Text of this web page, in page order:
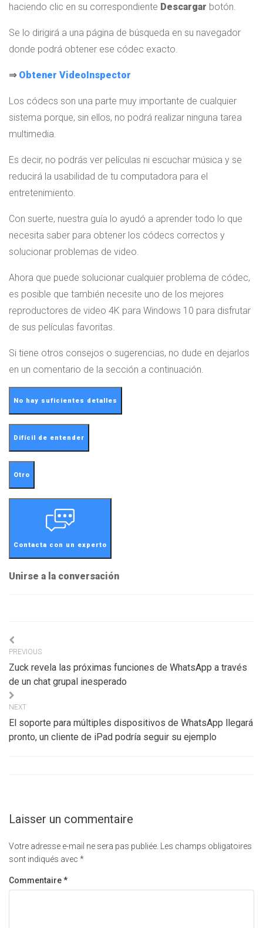
haciendo clic en su correspondiente Descargar botón.
Se lo dirigirá a una página de búsqueda en su navegador
donde podrá obtener ese códec exacto.
⇒ Obtener VideoInspector
Los códecs son una parte muy importante de cualquier
sistema porque, sin ellos, no podrá realizar ninguna tarea
multimedia.
Es decir, no podrás ver películas ni escuchar música y se
reducirá la usabilidad de tu computadora para el
entretenimiento.
Con suerte, nuestra guía lo ayudó a aprender todo lo que
necesita saber para obtener los códecs correctos y
solucionar problemas de video.
Ahora que puede solucionar cualquier problema de códec,
es posible que también necesite uno de los mejores
reproductores de video 4K para Windows 10 para disfrutar
de sus películas favoritas.
Si tiene otros consejos o sugerencias, no dude en dejarlos
en un comentario de la sección a continuación.
No hay suficientes detalles
Difícil de entender
Otro
Contacta con un experto
Unirse a la conversación
Navigation
de
l’article
PREVIOUS
Zuck revela las próximas funciones de WhatsApp a través
de un chat grupal inesperado
NEXT
El soporte para múltiples dispositivos de WhatsApp llegará
pronto, un cliente de iPad podría seguir su ejemplo
Laisser un commentaire
Votre adresse e-mail ne sera pas publiée.
Les champs obligatoires
sont indiqués avec *
Commentaire*